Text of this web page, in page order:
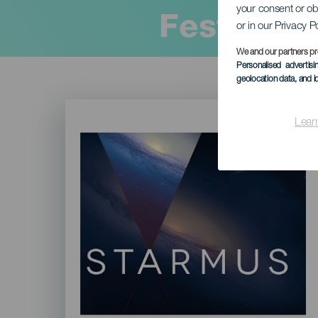
your consent or
or in our Privacy
We and our partners
Personalised
geolocation data, and
Festival